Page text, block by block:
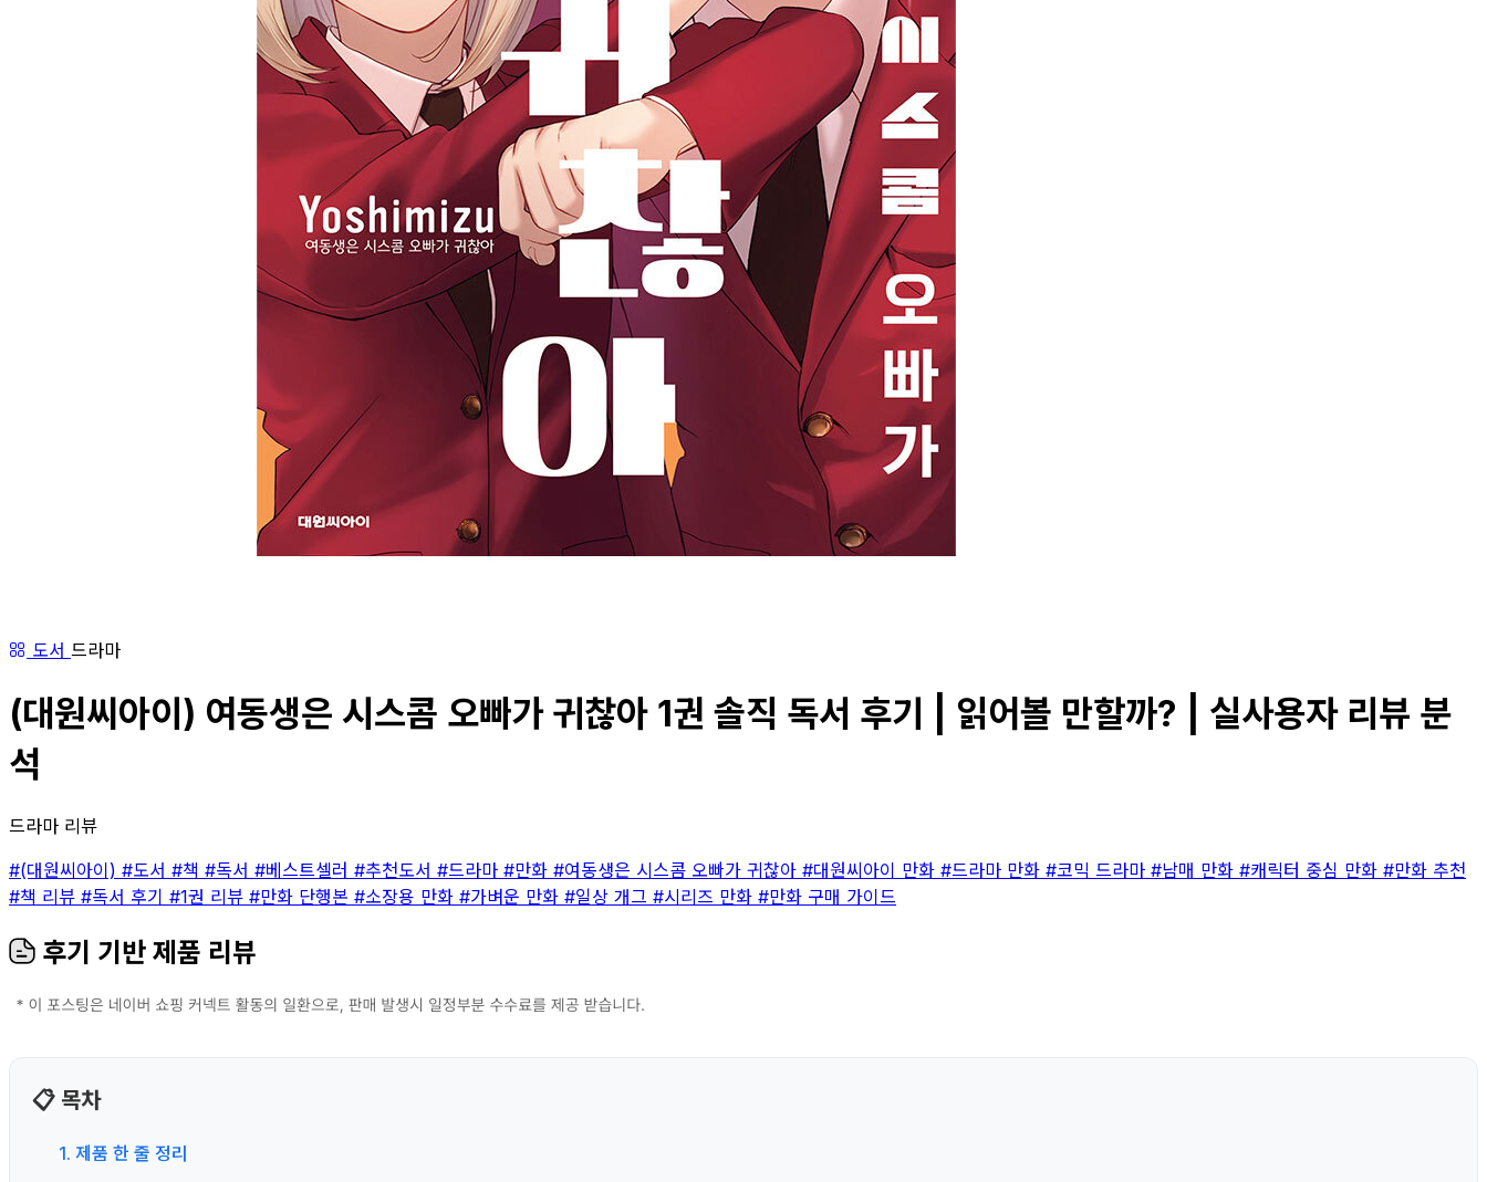
도서 드라마
(대원씨아이) 여동생은 시스콤 오빠가 귀찮아 1권 솔직 독서 후기 | 읽어볼 만할까? | 실사용자 리뷰 분
석
드라마 리뷰
#(대원씨아이) #도서 #책 #독서 #베스트셀러 #추천도서 #드라마 #만화 #여동생은 시스콤 오빠가 귀찮아 #대원씨아이 만화 #드라마 만화 #코믹 드라마 #남매 만화 #캐릭터 중심 만화 #만화 추천
#책 리뷰 #독서 후기 #1권 리뷰 #만화 단행본 #소장용 만화 #가벼운 만화 #일상 개그 #시리즈 만화 #만화 구매 가이드
후기 기반 제품 리뷰
📋 목차
1. 제품 한 줄 정리